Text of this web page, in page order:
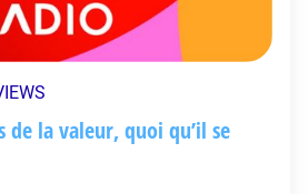
de la valeur, quoi qu’il se